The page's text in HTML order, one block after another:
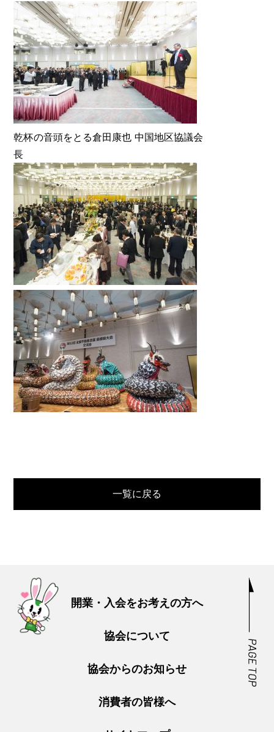
乾杯の音頭をとる倉田康也 中国地区協議会
長
一覧に戻る
開業・入会をお考えの方へ
協会について
協会からのお知らせ
消費者の皆様へ